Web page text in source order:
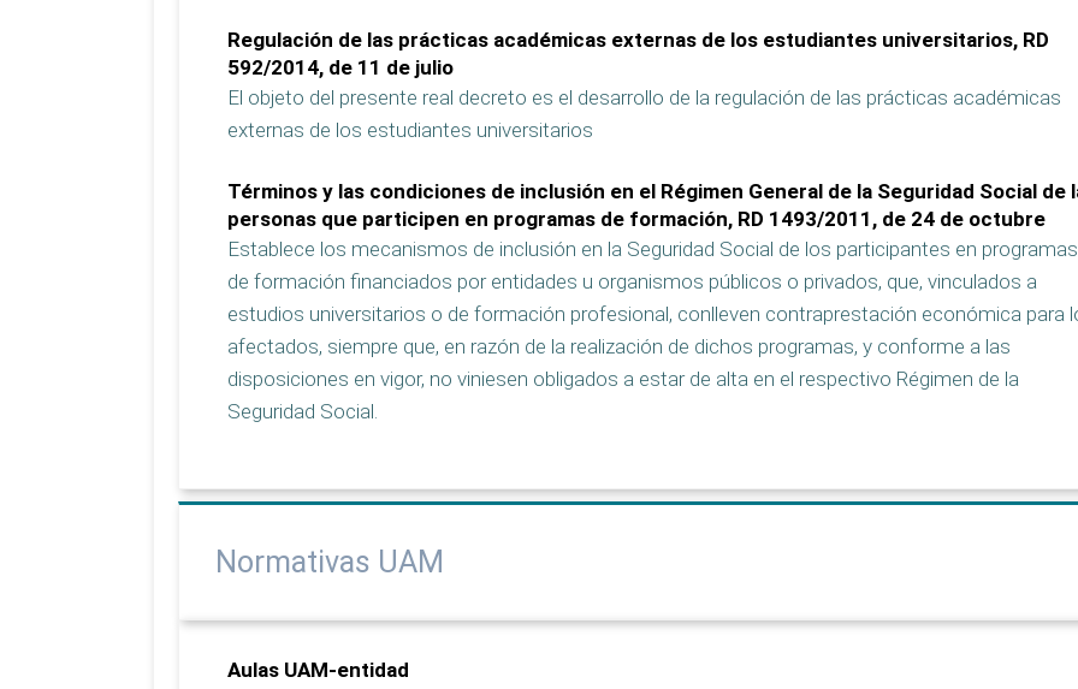
Regulación de las prácticas académicas externas de los estudiantes universitarios, RD
592/2014, de 11 de julio
El objeto del presente real decreto es el desarrollo de la regulación de las prácticas académicas
externas de los estudiantes universitarios
Términos y las condiciones de inclusión en el Régimen General de la Seguridad Social de
personas que participen en programas de formación, RD 1493/2011, de 24 de octubre
Establece los mecanismos de inclusión en la Seguridad Social de los participantes en programas
de formación financiados por entidades u organismos públicos o privados, que, vinculados a
estudios universitarios o de formación profesional, conlleven contraprestación económica para
afectados, siempre que, en razón de la realización de dichos programas, y conforme a las
disposiciones en vigor, no viniesen obligados a estar de alta en el respectivo Régimen de la
Seguridad Social.
Normativas UAM
Aulas UAM-entidad